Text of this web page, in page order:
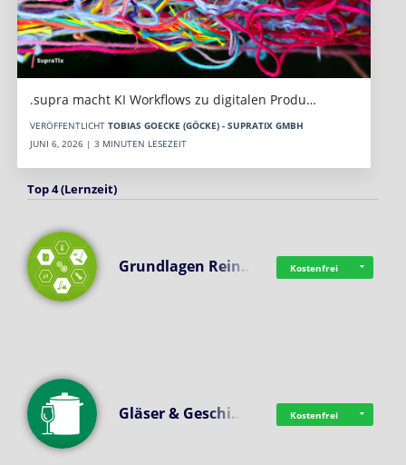
.supra macht KI Workflows zu digitalen Produ…
VERÖFFENTLICHT TOBIAS GOECKE (GÖCKE) - SUPRATIX GMBH
JUNI 6, 2026 | 3 MINUTEN LESEZEIT
Top 4 (Lernzeit)
Grundlagen Rein… Kostenfrei
Gläser & Geschi… Kostenfrei